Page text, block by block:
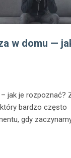
w domu —
jak je rozpoznać?
bardzo często
gdy